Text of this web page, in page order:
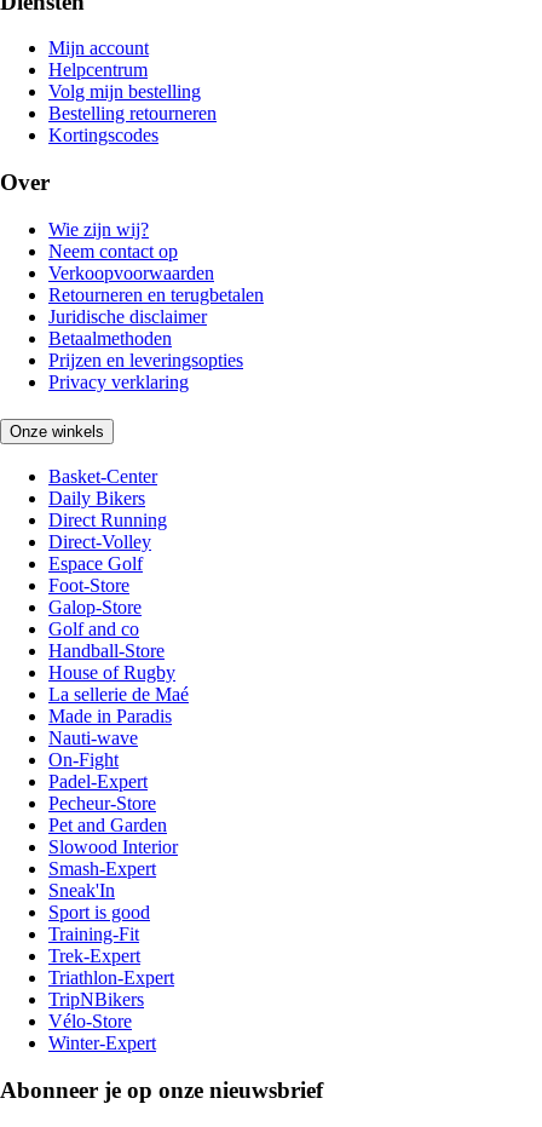
Mijn account
Helpcentrum
Volg mijn bestelling
Bestelling retourneren
Kortingscodes
Over
Wie zijn wij?
Neem contact op
Verkoopvoorwaarden
Retourneren en terugbetalen
Juridische disclaimer
Betaalmethoden
Prijzen en leveringsopties
Privacy verklaring
Onze winkels
Basket-Center
Daily Bikers
Direct Running
Direct-Volley
Espace Golf
Foot-Store
Galop-Store
Golf and co
Handball-Store
House of Rugby
La sellerie de Maé
Made in Paradis
Nauti-wave
On-Fight
Padel-Expert
Pecheur-Store
Pet and Garden
Slowood Interior
Smash-Expert
Sneak'In
Sport is good
Training-Fit
Trek-Expert
Triathlon-Expert
TripNBikers
Vélo-Store
Winter-Expert
Abonneer je op onze nieuwsbrief